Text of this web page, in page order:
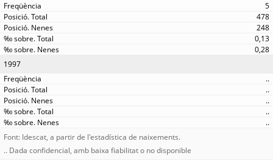
5
478
248
0,13
0,28
1997
..
..
..
..
..
Font: Idescat, a partir de l'estadística de naixements.
.. Dada confidencial, amb baixa fiabilitat o no disponible